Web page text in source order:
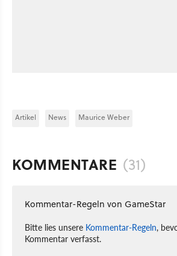
Artikel News Maurice Weber
KOMMENTARE (31)
Kommentar-Regeln von GameStar
Bitte lies unsere Kommentar-Regeln,
Kommentar verfasst.